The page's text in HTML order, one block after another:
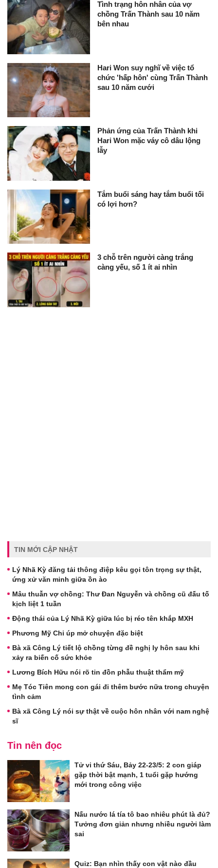
Tình trạng hôn nhân của vợ
chồng Trấn Thành sau 10 năm
bên nhau
Hari Won suy nghĩ về việc tổ
chức 'hấp hôn' cùng Trấn Thành
sau 10 năm cưới
Phản ứng của Trấn Thành khi
Hari Won mặc váy cô dâu lộng
lẫy
Tắm buổi sáng hay tắm buổi tối
có lợi hơn?
3 chỗ trên người càng trắng
càng yếu, số 1 ít ai nhìn
TIN MỚI CẬP NHẬT
Lý Nhã Kỳ đăng tải thông điệp kêu gọi tôn trọng sự thật,
ứng xử văn minh giữa ồn ào
Mâu thuẫn vợ chồng: Thư Đan Nguyễn và chồng cũ đấu tố
kịch liệt 1 tuần
Động thái của Lý Nhã Kỳ giữa lúc bị réo tên khắp MXH
Phương Mỹ Chi úp mở chuyện đặc biệt
Bà xã Công Lý tiết lộ chồng từng đề nghị ly hôn sau khi
xảy ra biến cố sức khỏe
Lương Bích Hữu nói rõ tin đồn phẫu thuật thẩm mỹ
Mẹ Tóc Tiên mong con gái đi thêm bước nữa trong chuyện
tình cảm
Bà xã Công Lý nói sự thật về cuộc hôn nhân với nam nghệ
sĩ
Tin nên đọc
Tử vi thứ Sáu, Bảy 22-23/5: 2 con giáp
gặp thời bật mạnh, 1 tuổi gặp hướng
mới trong công việc
Nấu nước lá tía tô bao nhiêu phút là đủ?
Tưởng đơn giản nhưng nhiều người làm
sai
Quiz: Bạn nhìn thấy con vật nào đầu